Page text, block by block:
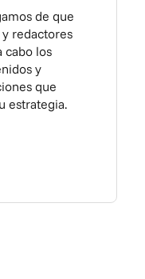
de que
redactores
cabo los
y
que
estrategia.